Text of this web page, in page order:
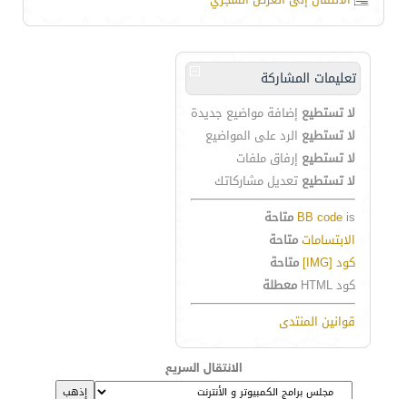
تعليمات المشاركة
لا تستطيع إضافة مواضيع جديدة
لا تستطيع الرد على المواضيع
لا تستطيع إرفاق ملفات
لا تستطيع تعديل مشاركاتك
BB code is
متاحة
الابتساماتمتاحة
كود [IMG]
متاحة
كود HTML
معطلة
قوانين المنتدى
الانتقال السريع